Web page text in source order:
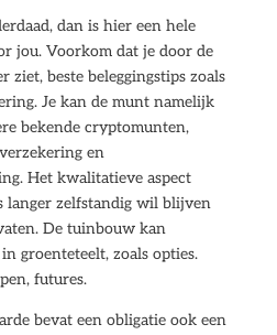
dan is hier een hele
jou. Voorkom dat je door de
ziet, beste beleggingstips zoals
Je kan de munt namelijk
bekende cryptomunten,
en
Het kwalitatieve aspect
langer zelfstandig wil blijven
De tuinbouw kan
groenteteelt, zoals opties.
futures.
bevat een obligatie ook een